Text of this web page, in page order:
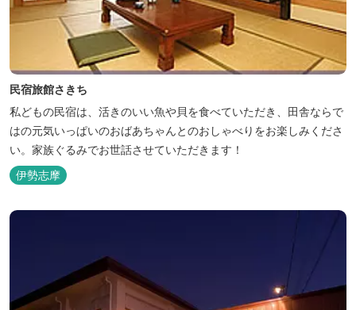
民宿旅館さきち
私どもの民宿は、活きのいい魚や貝を食べていただき、田舎ならで
はの元気いっぱいのおばあちゃんとのおしゃべりをお楽しみくださ
い。家族ぐるみでお世話させていただきます！
伊勢志摩